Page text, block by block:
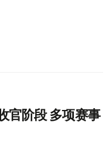
官阶段 多项赛事